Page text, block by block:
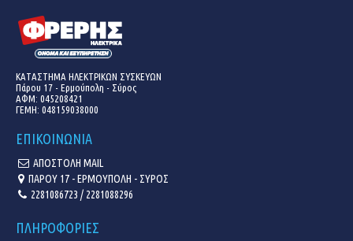
ΚΑΤΑΣΤΗΜΑ ΗΛΕΚΤΡΙΚΩΝ ΣΥΣΚΕΥΩΝ
Πάρου 17 - Ερμούπολη - Σύρος
ΑΦΜ: 045208421
ΓΕΜΗ: 048159038000
ΕΠΙΚΟΙΝΩΝΙΑ
ΑΠΟΣΤΟΛΗ MAIL
ΠΑΡΟΥ 17 - ΕΡΜΟΥΠΟΛΗ - ΣΥΡΟΣ
2281086723 / 2281088296
ΠΛΗΡΟΦΟΡΙΕΣ